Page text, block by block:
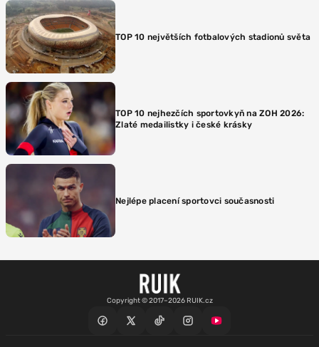
TOP 10 největších fotbalových stadionů světa
TOP 10 nejhezčích sportovkyň na ZOH 2026:
Zlaté medailistky i české krásky
Nejlépe placení sportovci současnosti
Copyright © 2017–2026 RUIK.cz